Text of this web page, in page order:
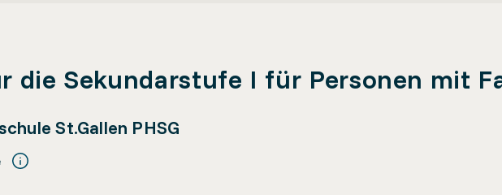
die Sekundarstufe I für Personen mit
St.Gallen PHSG